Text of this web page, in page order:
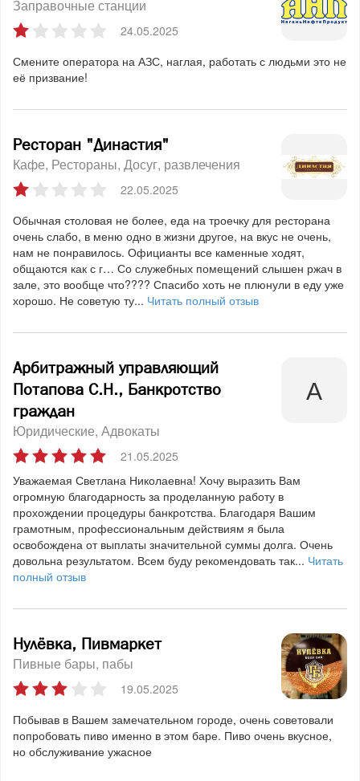
Заправочные станции
24.05.2025
Смените оператора на АЗС, наглая, работать с людьми это не
её призвание!
Ресторан "Династия"
Кафе Рестораны Досуг, развлечения
22.05.2025
Обычная столовая не более, еда на троечку для ресторана
очень слабо, в меню одно в жизни другое, на вкус не очень,
нам не понравилось. Официанты все каменные ходят,
общаются как с г… Со служебных помещений слышен ржач в
зале, это вообще что???? Спасибо хоть не плюнули в еду уже
хорошо. Не советую ту... Читать полный отзыв
Арбитражный управляющий
Потапова С.Н., Банкротство
граждан
Юридические Адвокаты
21.05.2025
Уважаемая Светлана Николаевна! Хочу выразить Вам
огромную благодарность за проделанную работу в
прохождении процедуры банкротства. Благодаря Вашим
грамотным, профессиональным действиям я была
освобождена от выплаты значительной суммы долга. Очень
довольна результатом. Всем буду рекомендовать так... Читать
полный отзыв
Нулёвка, Пивмаркет
Пивные бары, пабы
19.05.2025
Побывав в Вашем замечательном городе, очень советовали
попробовать пиво именно в этом баре. Пиво очень вкусное,
но обслуживание ужасное